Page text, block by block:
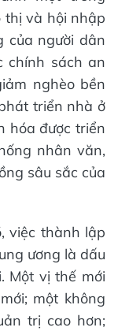
thị và hội nhập
của người dân
chính sách an
nghèo bền
triển nhà ở
hóa được triển
nhân văn,
sâu sắc của
việc thành lập
ương là dấu
Một vị thế mới
một không
trị cao hơn;